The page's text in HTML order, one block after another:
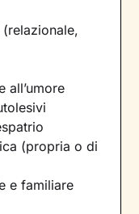
all’umore
(propria o di
e familiare